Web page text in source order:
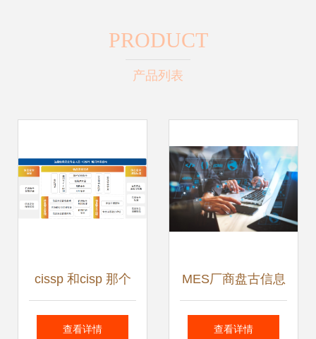
PRODUCT
产品列表
cissp 和cisp 那个
含金量高?
查看详情
MES厂商盘古信息
以数字化之力，驱
查看详情